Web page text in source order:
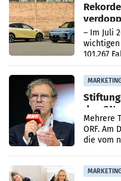
– Im Juli
101.267
Ergebnis
den SN
Mehrere
ORF. Am
die vom